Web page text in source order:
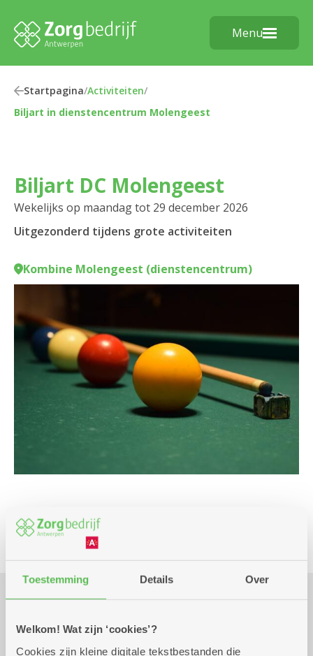
Toestemming Details Over
Welkom! Wat zijn ‘cookies’?
Cookies zijn kleine digitale tekstbestanden die
Menu
Startpagina/Activiteiten/
Biljart in dienstencentrum Molengeest
Biljart DC Molengeest
Wekelijks op maandag tot 29 december 2026
Uitgezonderd tijdens grote activiteiten
Kombine Molengeest (dienstencentrum)
Club
Praktisch